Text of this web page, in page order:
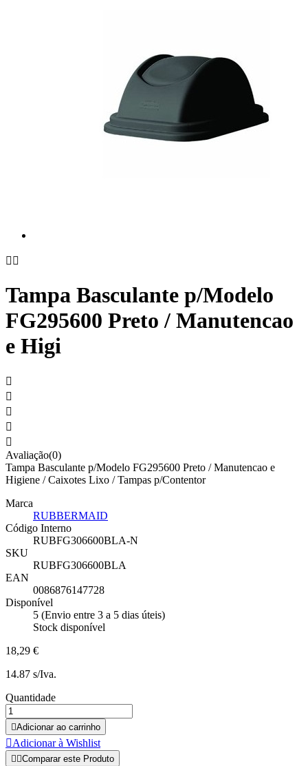
 
Tampa Basculante p/Modelo
FG295600 Preto / Manutencao
e Higi





Avaliação(0)
Tampa Basculante p/Modelo FG295600 Preto / Manutencao e
Higiene / Caixotes Lixo / Tampas p/Contentor
Marca
RUBBERMAID
Código Interno
RUBFG306600BLA-N
SKU
RUBFG306600BLA
EAN
0086876147728
Disponível
5 (Envio entre 3 a 5 dias úteis)
Stock disponível
18,29 €
14.87 s/Iva.
Quantidade
Adicionar ao carrinho
Adicionar à Wishlist
 Comparar este Produto